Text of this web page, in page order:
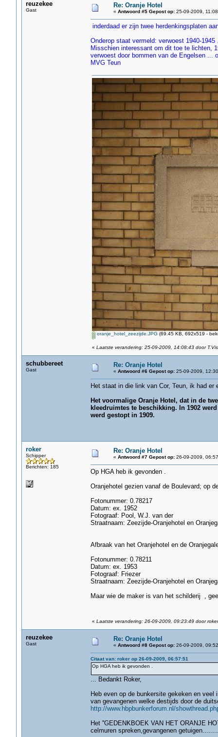
reuzekee
Gast
Re: Oranje Hotel
« Antwoord #5 Gepost op:25-09-2009,
inderdaad er zijn twee herdenkingsplaten
Onderop staat vermeld: verwoest 1940-
Misschien interessant om dit toe te lichten,
verwoest door bommen van de Engelsen ...
MVG Teun
oranje_hotel_zeezijde.JPG (69.45 KB, 692x519 -
« Laatste verandering: 25-09-2009, 14:08:43 door
schubbereet
Gast
Re: Oranje Hotel
« Antwoord #6 Gepost op:25-09-2009,
Het staat in die link van Cor, Teun, ik had er
Het voormalige Oranje Hotel, dat in de
kleedruimtes te beschikking. In 1902
werd gestopt in 1909.
roker
Schipper
Berichten: 185
Re: Oranje Hotel
« Antwoord #7 Gepost op:26-09-2009,
Op HGA heb ik gevonden .
Oranjehotel gezien vanaf de Boulevard; op
Fotonummer: 0.78217
Datum: ex. 1952
Fotograaf: Pool, W.J. van der
Straatnaam: Zeezijde-Oranjehotel en
Afbraak van het Oranjehotel en de
Fotonummer: 0.78211
Datum: ex. 1953
Fotograaf: Friezer
Straatnaam: Zeezijde-Oranjehotel en
Maar wie de maker is van het schilderij ,
« Laatste verandering: 26-09-2009, 09:23:49 door roker
reuzekee
Gast
Re: Oranje Hotel
« Antwoord #8 Gepost op:26-09-2009,
Citaat van: roker op 26-09-2009, 06:57:51
Op HGA heb ik gevonden .
... Bedankt Roker,
Heb even op de bunkersite gekeken en
van gevangenen welke destijds door de
http://www.hbpbunkerforum.nl/
Het ''GEDENKBOEK VAN HET ORANJE
celmuren spreken,gevangenen getuigen........